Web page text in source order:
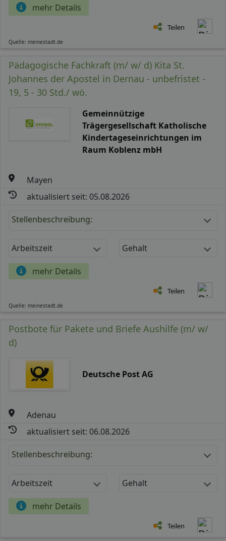
mehr Details
Teilen
Quelle: meinestadt.de
Pädagogische Fachkraft (m/ w/ d) Kita St.
Johannes der Apostel in Dernau - unbefristet -
19, 5 - 30 Std./ wö.
Gemeinnützige
Trägergesellschaft Katholische
Kindertageseinrichtungen im
Raum Koblenz mbH
Mayen
aktualisiert seit: 05.08.2026
Stellenbeschreibung:
Arbeitszeit Gehalt
mehr Details
Teilen
Quelle: meinestadt.de
Postbote für Pakete und Briefe Aushilfe (m/ w/
d)
Deutsche Post AG
Adenau
aktualisiert seit: 06.08.2026
Stellenbeschreibung:
Arbeitszeit Gehalt
mehr Details
Teilen